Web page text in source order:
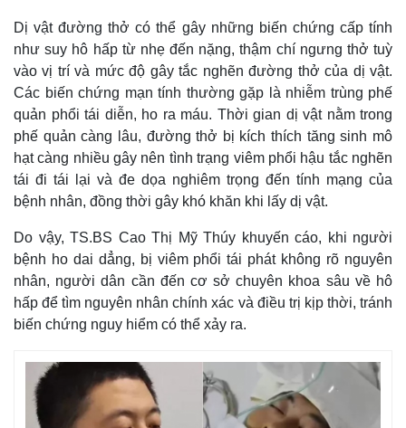
Dị vật đường thở có thể gây những biến chứng cấp tính
như suy hô hấp từ nhẹ đến nặng, thậm chí ngưng thở tuỳ
vào vị trí và mức độ gây tắc nghẽn đường thở của dị vật.
Các biến chứng mạn tính thường gặp là nhiễm trùng phế
quản phổi tái diễn, ho ra máu. Thời gian dị vật nằm trong
phế quản càng lâu, đường thở bị kích thích tăng sinh mô
hạt càng nhiều gây nên tình trạng viêm phổi hậu tắc nghẽn
tái đi tái lại và đe dọa nghiêm trọng đến tính mạng của
bệnh nhân, đồng thời gây khó khăn khi lấy dị vật.
Do vậy, TS.BS Cao Thị Mỹ Thúy khuyến cáo, khi người
bệnh ho dai dẳng, bị viêm phổi tái phát không rõ nguyên
nhân, người dân cần đến cơ sở chuyên khoa sâu về hô
hấp để tìm nguyên nhân chính xác và điều trị kịp thời, tránh
biến chứng nguy hiểm có thể xảy ra.